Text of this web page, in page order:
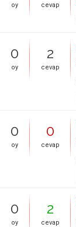
oy cevap
0
oy
2
cevap
0
oy
0
cevap
0
oy
2
cevap